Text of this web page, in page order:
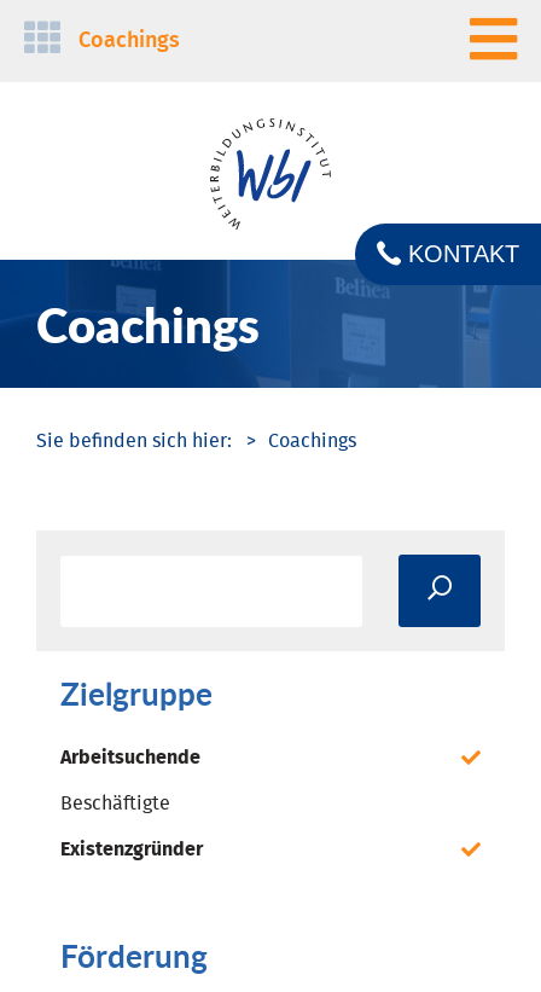
Navigation
Coachings
Coachings
KONTAKT
Coachings
Zielgruppe
Arbeitsuchende
Beschäftigte
Existenzgründer
Förderung